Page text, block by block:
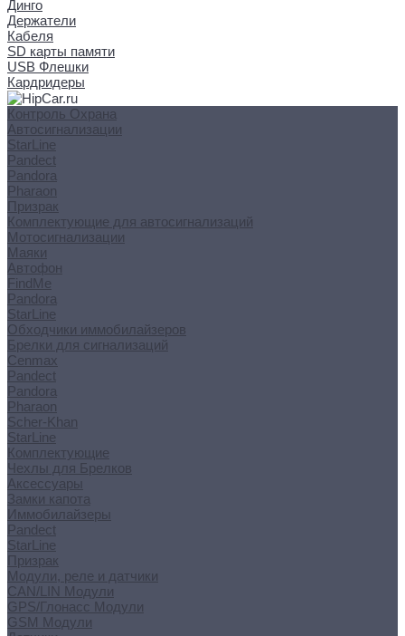
Динго
Держатели
Кабеля
SD карты памяти
USB Флешки
Кардридеры
Контроль Охрана
Автосигнализации
StarLine
Pandect
Pandora
Pharaon
Призрак
Комплектующие для автосигнализаций
Мотосигнализации
Маяки
Автофон
FindMe
Pandora
StarLine
Обходчики иммобилайзеров
Брелки для сигнализаций
Cenmax
Pandect
Pandora
Pharaon
Scher-Khan
StarLine
Комплектующие
Чехлы для Брелков
Аксессуары
Замки капота
Иммобилайзеры
Pandect
StarLine
Призрак
Модули, реле и датчики
CAN/LIN Модули
GPS/Глонасс Модули
GSM Модули